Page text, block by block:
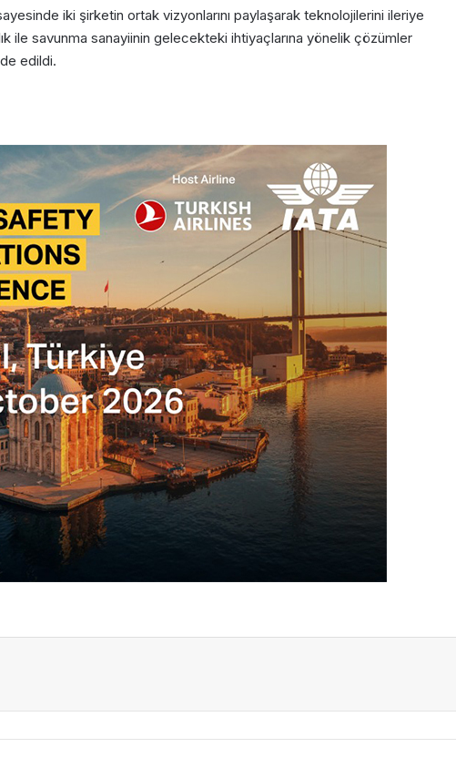
iki şirketin ortak vizyonlarını paylaşarak teknolojilerini ileriye
ile savunma sanayiinin gelecekteki ihtiyaçlarına yönelik çözümler
edildi.